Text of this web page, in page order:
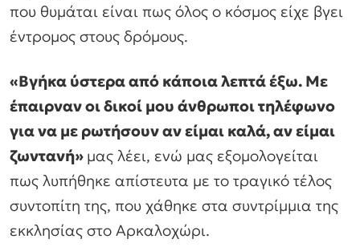
που θυμάται είναι πως όλος ο κόσμος είχε βγει
έντρομος στους δρόμους.
«Βγήκα ύστερα από κάποια λεπτά έξω. Με
έπαιρναν οι δικοί μου άνθρωποι τηλέφωνο
για να με ρωτήσουν αν είμαι καλά, αν είμαι
ζωντανή» μας λέει, ενώ μας εξομολογείται
πως λυπήθηκε απίστευτα με το τραγικό τέλος
συντοπίτη της, που χάθηκε στα συντρίμμια της
εκκλησίας στο Αρκαλοχώρι.